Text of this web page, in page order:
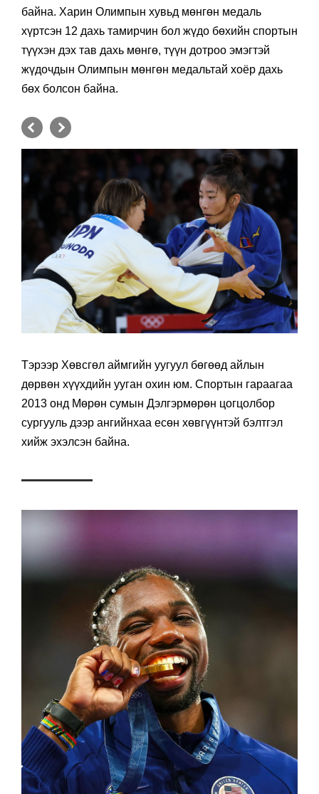
байна. Харин Олимпын хувьд мөнгөн медаль
хүртсэн 12 дахь тамирчин бол жүдо бөхийн спортын
түүхэн дэх тав дахь мөнгө, түүн дотроо эмэгтэй
жүдочдын Олимпын мөнгөн медальтай хоёр дахь
бөх болсон байна.
Тэрээр Хөвсгөл аймгийн уугуул бөгөөд айлын
дөрвөн хүүхдийн ууган охин юм. Спортын гараагаа
2013 онд Мөрөн сумын Дэлгэрмөрөн цогцолбор
сургууль дээр ангийнхаа есөн хөвгүүнтэй бэлтгэл
хийж эхэлсэн байна.